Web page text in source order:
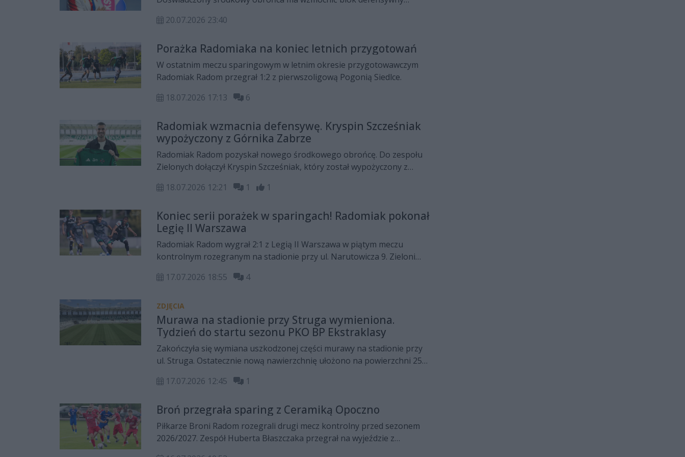
20.07.2026 23:40
Porażka Radomiaka na koniec letnich przygotowań
W ostatnim meczu sparingowym w letnim okresie przygotowawczym
Radomiak Radom przegrał 1:2 z pierwszoligową Pogonią Siedlce.
18.07.2026 17:13
6
Radomiak wzmacnia defensywę. Kryspin Szcześniak
wypożyczony z Górnika Zabrze
Radomiak Radom pozyskał nowego środkowego obrońcę. Do zespołu
Zielonych dołączył Kryspin Szcześniak, który został wypożyczony z
wykupu zawodnika.
18.07.2026 12:21 1 1
Koniec serii porażek w sparingach! Radomiak pokonał
Legię II Warszawa
Radomiak Radom wygrał 2:1 z Legią II Warszawa w piątym meczu
kontrolnym rozegranym na stadionie przy ul. Narutowicza 9. Zieloni
17.07.2026 18:55 4
ZDJĘCIA
Murawa na stadionie przy Struga wymieniona.
Tydzień do startu sezonu PKO BP Ekstraklasy
Zakończyła się wymiana uszkodzonej części murawy na stadionie przy
ul. Struga. Ostatecznie nową nawierzchnię ułożono na powierzchni 2500
zapewnia MOSiR, boisko będzie gotowe na pierwszy domowy mecz
17.07.2026 12:45 1
Broń przegrała sparing z Ceramiką Opoczno
Piłkarze Broni Radom rozegrali drugi mecz kontrolny przed sezonem
2026/2027. Zespół Huberta Błaszczaka przegrał na wyjeździe z